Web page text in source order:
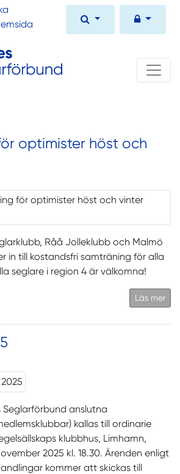
optimister höst och
Råå Jolleklubb och Malmö
in till kostandsfri samträning för alla
seglare i region 4 är välkomna!
Läs mer
Seglarförbund anslutna
kallas till ordinarie
klubbhus, Limhamn,
2025 kl. 18.30. Ärenden enligt
kommer att skickas till